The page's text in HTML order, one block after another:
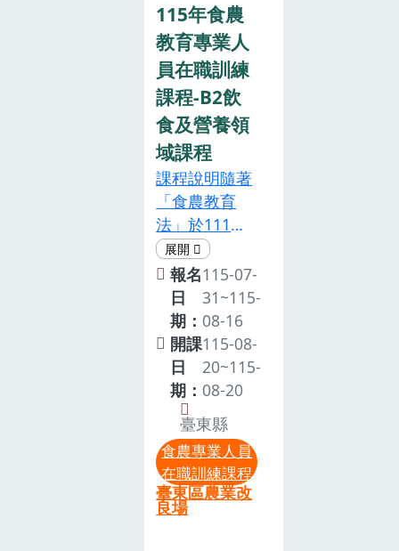
115年食農
教育專業人
員在職訓練
課程-B2飲
食及營養領
域課程
課程說明隨著
「食農教育
法」於111年
正式施行後，
農業部亦於
112年公告
「食農教育專
業人員資格及
培訓辦法」，
規定食農教育
專業人員須在
取得資格後5
年內完成「在
職培訓」課
程，以延續食
報名
日
期：
115-07-
31~115-
08-16
開課
日
期：
115-08-
20~115-
08-20
臺東縣
食農專業人員
在職訓練課程
臺東區農業改
良場